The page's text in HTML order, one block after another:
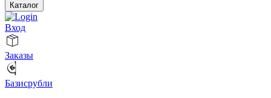
Каталог
Вход
Заказы
Базисрубли